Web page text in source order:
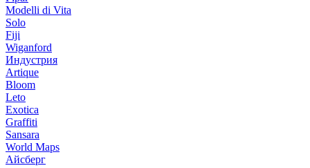
Modelli di Vita
Solo
Fiji
Wiganford
Индустрия
Artique
Bloom
Leto
Exotica
Graffiti
Sansara
World Maps
Айсберг